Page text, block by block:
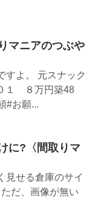
マニアのつぶや
すよ。 元スナック
１ ８万円築48
#お願...
に?〈間取りマ
見せる倉庫のサイ
だ、画像が無い